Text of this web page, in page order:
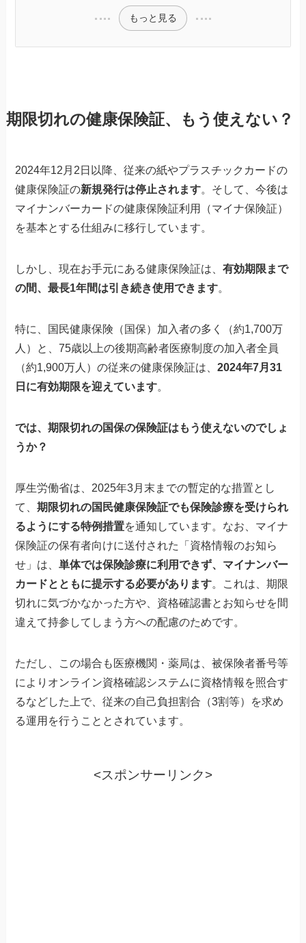
もっと見る
期限切れの健康保険証、もう使えない？
2024年12月2日以降、従来の紙やプラスチックカードの
健康保険証の新規発行は停止されます。そして、今後は
マイナンバーカードの健康保険証利用（マイナ保険証）
を基本とする仕組みに移行しています。
しかし、現在お手元にある健康保険証は、有効期限まで
の間、最長1年間は引き続き使用できます。
特に、国民健康保険（国保）加入者の多く（約1,700万
人）と、75歳以上の後期高齢者医療制度の加入者全員
（約1,900万人）の従来の健康保険証は、2024年7月31
日に有効期限を迎えています。
では、期限切れの国保の保険証はもう使えないのでしょ
うか？
厚生労働省は、2025年3月末までの暫定的な措置とし
て、期限切れの国民健康保険証でも保険診療を受けられ
るようにする特例措置を通知しています。なお、マイナ
保険証の保有者向けに送付された「資格情報のお知ら
せ」は、単体では保険診療に利用できず、マイナンバー
カードとともに提示する必要があります。これは、期限
切れに気づかなかった方や、資格確認書とお知らせを間
違えて持参してしまう方への配慮のためです。
ただし、この場合も医療機関・薬局は、被保険者番号等
によりオンライン資格確認システムに資格情報を照合す
るなどした上で、従来の自己負担割合（3割等）を求め
る運用を行うこととされています。
<スポンサーリンク>